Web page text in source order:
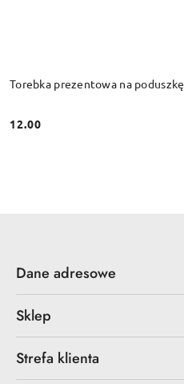
Torebka prezentowa na poduszkę
Cena:
12.00
Dane adresowe
Sklep
Strefa klienta